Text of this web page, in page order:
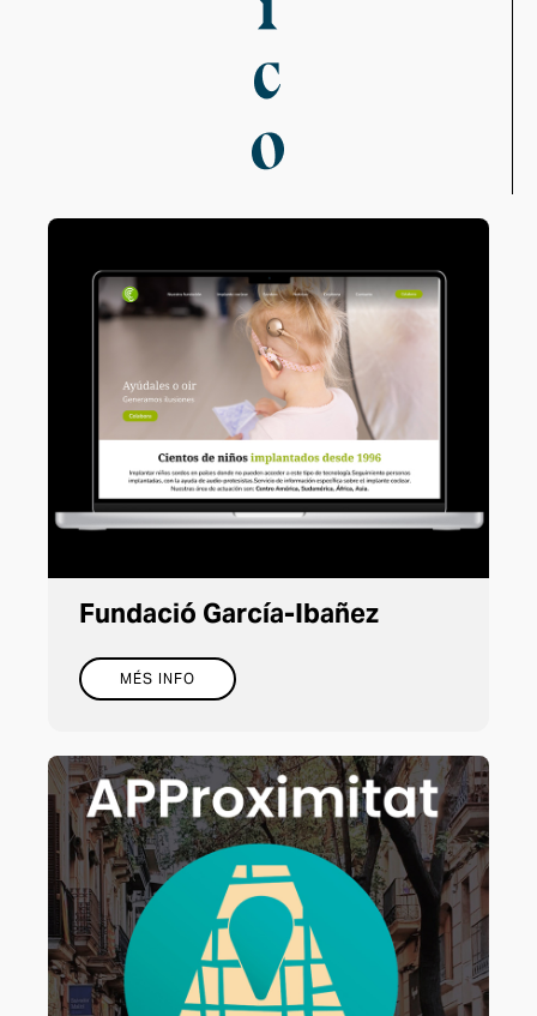
Fundació García-Ibañez
MÉS INFO